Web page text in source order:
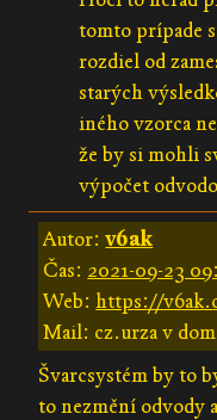
tomto prípade
rozdiel od
starých
iného vzorca
že by si mohli
výpočet
Autor:v6ak
Čas: 2021-09-23
Web:https://
Mail: cz.urza v
Švarcsystém by to
to nezmění odvody